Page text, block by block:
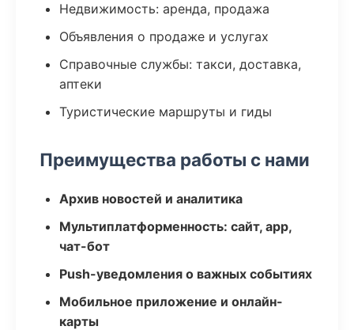
Недвижимость: аренда, продажа
Объявления о продаже и услугах
Справочные службы: такси, доставка,
аптеки
Туристические маршруты и гиды
Преимущества работы с нами
Архив новостей и аналитика
Мультиплатформенность: сайт, app,
чат-бот
Push-уведомления о важных событиях
Мобильное приложение и онлайн-
карты